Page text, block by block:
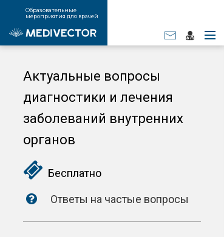
Образовательные
мероприятия для врачей
Актуальные вопросы
диагностики и лечения
заболеваний внутренних
органов
Бесплатно
Ответы на частые вопросы